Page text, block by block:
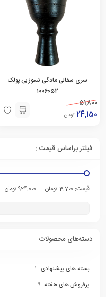
سری سفالی مادگی نسوز بی پولک
۱۰۰۶۰۵۲
51,800
24,150 تومان
فیلتر براساس قیمت :
قيمت: 3,700 تومان —924,000 تومان
دسته‌های محصولات
بسته های پیشنهادی ۱
پرفروش های هفته ۹